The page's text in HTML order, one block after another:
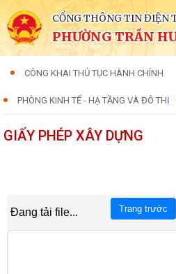
CỔNG THÔNG TIN ĐIỆN
PHƯỜNG TRẦN
CÔNG KHAI THỦ TỤC HÀNH CHÍNH
PHÒNG KINH TẾ - HẠ TẦNG VÀ ĐÔ THỊ
GIẤY PHÉP XÂY DỰNG